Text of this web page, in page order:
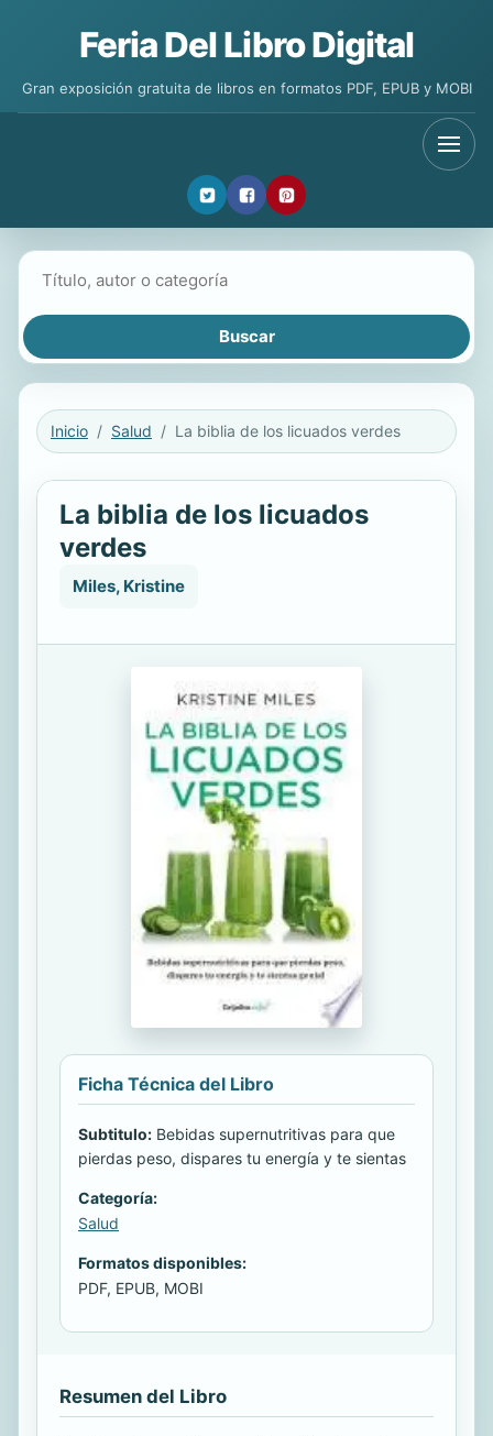
Feria Del Libro Digital
Gran exposición gratuita de libros en formatos PDF, EPUB y MOBI
Inicio Salud La biblia de los licuados verdes
La biblia de los licuados
verdes
Miles, Kristine
Ficha Técnica del Libro
Subtitulo: Bebidas supernutritivas para que
pierdas peso, dispares tu energía y te sientas
Categoría:
Salud
Formatos disponibles:
PDF, EPUB, MOBI
Resumen del Libro